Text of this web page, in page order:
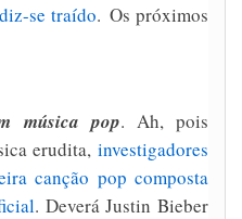
se traído. Os próximos
música pop. Ah, pois
erudita,investigadores
canção pop composta
. Deverá Justin Bieber